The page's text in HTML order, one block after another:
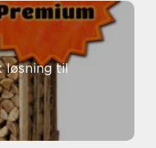
løsning til